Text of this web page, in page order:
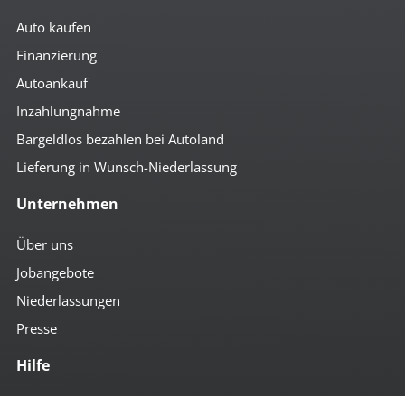
Auto kaufen
Finanzierung
Autoankauf
Inzahlungnahme
Bargeldlos bezahlen bei Autoland
Lieferung in Wunsch-Niederlassung
Unternehmen
Über uns
Jobangebote
Niederlassungen
Presse
Hilfe